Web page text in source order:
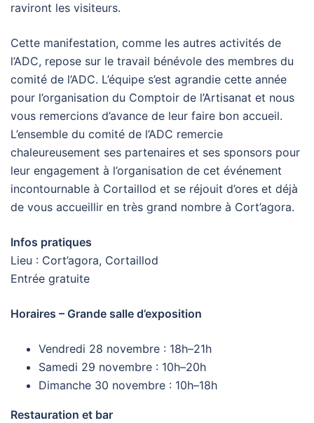
raviront les visiteurs.
Cette manifestation, comme les autres activités de
l’ADC, repose sur le travail bénévole des membres du
comité de l’ADC. L’équipe s’est agrandie cette année
pour l’organisation du Comptoir de l’Artisanat et nous
vous remercions d’avance de leur faire bon accueil.
L’ensemble du comité de l’ADC remercie
chaleureusement ses partenaires et ses sponsors pour
leur engagement à l’organisation de cet événement
incontournable à Cortaillod et se réjouit d’ores et déjà
de vous accueillir en très grand nombre à Cort’agora.
Infos pratiques
Lieu : Cort’agora, Cortaillod
Entrée gratuite
Horaires – Grande salle d’exposition
Vendredi 28 novembre : 18h–21h
Samedi 29 novembre : 10h–20h
Dimanche 30 novembre : 10h–18h
Restauration et bar